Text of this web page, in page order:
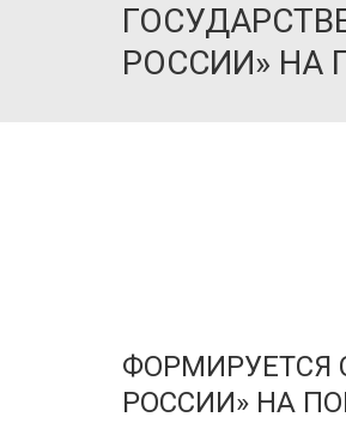
РОССИИ» НА
ФОРМИРУЕТСЯ
РОССИИ» НА